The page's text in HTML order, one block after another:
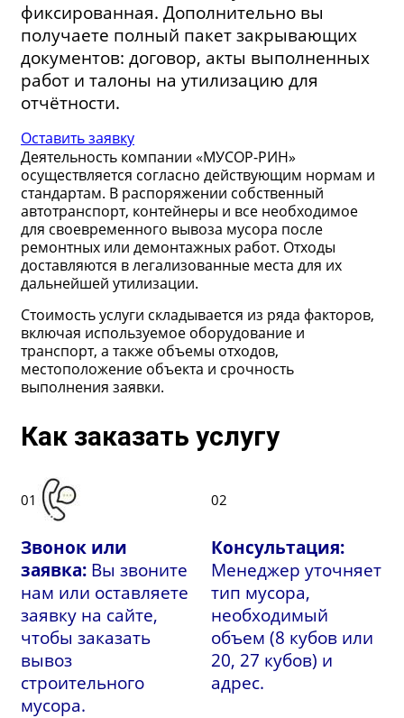
фиксированная. Дополнительно вы
получаете полный пакет закрывающих
документов: договор, акты выполненных
работ и талоны на утилизацию для
отчётности.
Оставить заявку
Деятельность компании «МУСОР-РИН»
осуществляется согласно действующим нормам и
стандартам. В распоряжении собственный
автотранспорт, контейнеры и все необходимое
для своевременного вывоза мусора после
ремонтных или демонтажных работ. Отходы
доставляются в легализованные места для их
дальнейшей утилизации.
Стоимость услуги складывается из ряда факторов,
включая используемое оборудование и
транспорт, а также объемы отходов,
местоположение объекта и срочность
выполнения заявки.
Как заказать услугу
01
Звонок или
заявка: Вы звоните
нам или оставляете
заявку на сайте,
чтобы заказать
вывоз
строительного
мусора.
02
Консультация:
Менеджер уточняет
тип мусора,
необходимый
объем (8 кубов или
20, 27 кубов) и
адрес.